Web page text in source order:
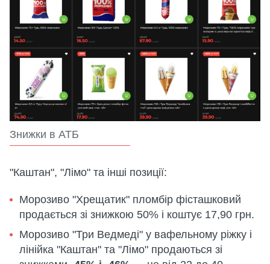
Знижки в АТБ
"Каштан", "Лімо" та інші позиції:
Морозиво "Хрещатик" пломбір фісташковий
продається зі знижкою 50% і коштує 17,90 грн.
Морозиво "Три Ведмеді" у вафельному ріжку і
лінійка "Каштан" та "Лімо" продаються зі